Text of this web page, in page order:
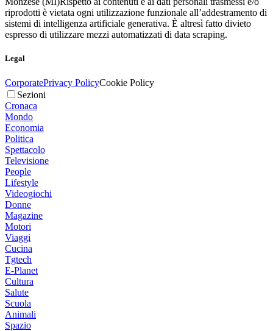
riprodotti è vietata ogni utilizzazione funzionale all’addestramento di
sistemi di intelligenza artificiale generativa. È altresì fatto divieto
espresso di utilizzare mezzi automatizzati di data scraping.
Legal
CorporatePrivacy PolicyCookie Policy
Sezioni
Cronaca
Mondo
Economia
Politica
Spettacolo
Televisione
People
Lifestyle
Videogiochi
Donne
Magazine
Motori
Viaggi
Cucina
Tgtech
E-Planet
Cultura
Salute
Scuola
Animali
Spazio